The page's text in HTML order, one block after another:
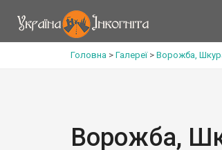
Головна > Галереї> Ворожба,
Ворожба,